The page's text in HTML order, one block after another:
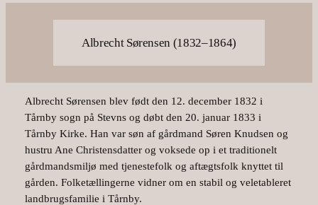
Albrecht Sørensen (1832–1864)
Albrecht Sørensen blev født den 12. december 1832 i
Tårnby sogn på Stevns og døbt den 20. januar 1833 i
Tårnby Kirke. Han var søn af gårdmand Søren Knudsen og
hustru Ane Christensdatter og voksede op i et traditionelt
gårdmandsmiljø med tjenestefolk og aftægtsfolk knyttet til
gården. Folketællingerne vidner om en stabil og veletableret
landbrugsfamilie i Tårnby.